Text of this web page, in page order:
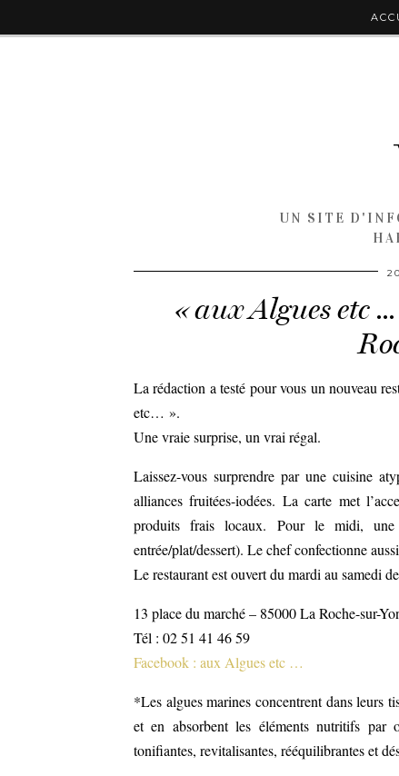
UN SITE
« aux Algues etc
La rédaction a testé pour vous un nouveau
etc… ».
Une vraie surprise, un vrai régal.
Laissez-vous surprendre par une cuisine
alliances fruitées-iodées. La carte met
produits frais locaux. Pour le midi,
entrée/plat/dessert). Le chef confectionne
Le restaurant est ouvert du mardi au samedi
13 place du marché – 85000 La Roche-sur-
Tél : 02 51 41 46 59
Facebook : aux Algues etc …
*Les algues marines concentrent dans leurs
et en absorbent les éléments nutritifs par
tonifiantes, revitalisantes, rééquilibrantes et